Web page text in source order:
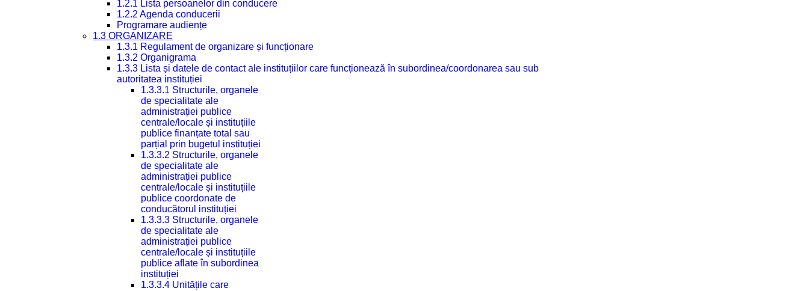
1.2.1 Lista persoanelor din conducere
1.2.2 Agenda conducerii
Programare audiențe
1.3 ORGANIZARE
1.3.1 Regulament de organizare și funcționare
1.3.2 Organigrama
1.3.3 Lista și datele de contact ale instituțiilor care funcționează în subordinea/coordonarea sau sub
autoritatea instituției
1.3.3.1 Structurile, organele
de specialitate ale
administrației publice
centrale/locale și instituțiile
publice finanțate total sau
parțial prin bugetul instituției
1.3.3.2 Structurile, organele
de specialitate ale
administrației publice
centrale/locale și instituțiile
publice coordonate de
conducătorul instituției
1.3.3.3 Structurile, organele
de specialitate ale
administrației publice
centrale/locale și instituțiile
publice aflate în subordinea
instituției
1.3.3.4 Unitățile care